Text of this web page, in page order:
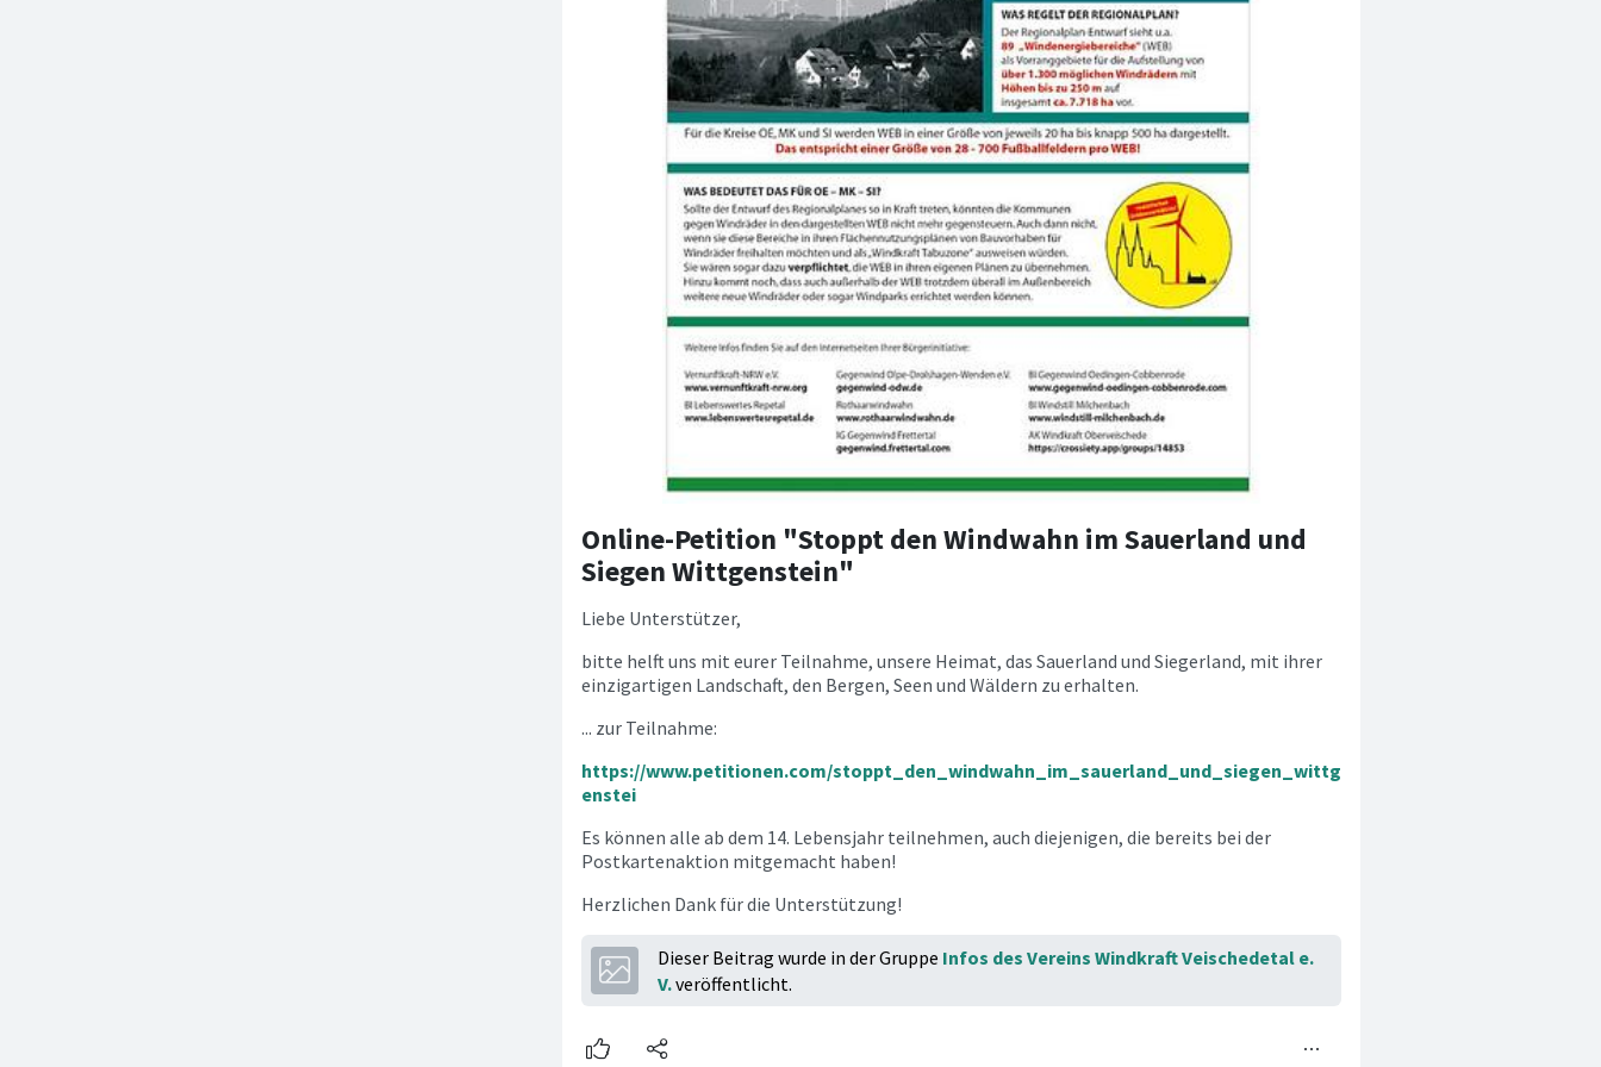
Online-Petition "Stoppt den Windwahn im Sauerland und
Siegen Wittgenstein"
Liebe Unterstützer,
bitte helft uns mit eurer Teilnahme, unsere Heimat, das Sauerland und Siegerland, mit ihrer
einzigartigen Landschaft, den Bergen, Seen und Wäldern zu erhalten.
... zur Teilnahme:
https://www.petitionen.com/stoppt_den_windwahn_im_sauerland_und_siegen_wittg
enstei
Es können alle ab dem 14. Lebensjahr teilnehmen, auch diejenigen, die bereits bei der
Postkartenaktion mitgemacht haben!
Herzlichen Dank für die Unterstützung!
Dieser Beitrag wurde in der Gruppe Infos des Vereins Windkraft Veischedetal e.
V.veröffentlicht.